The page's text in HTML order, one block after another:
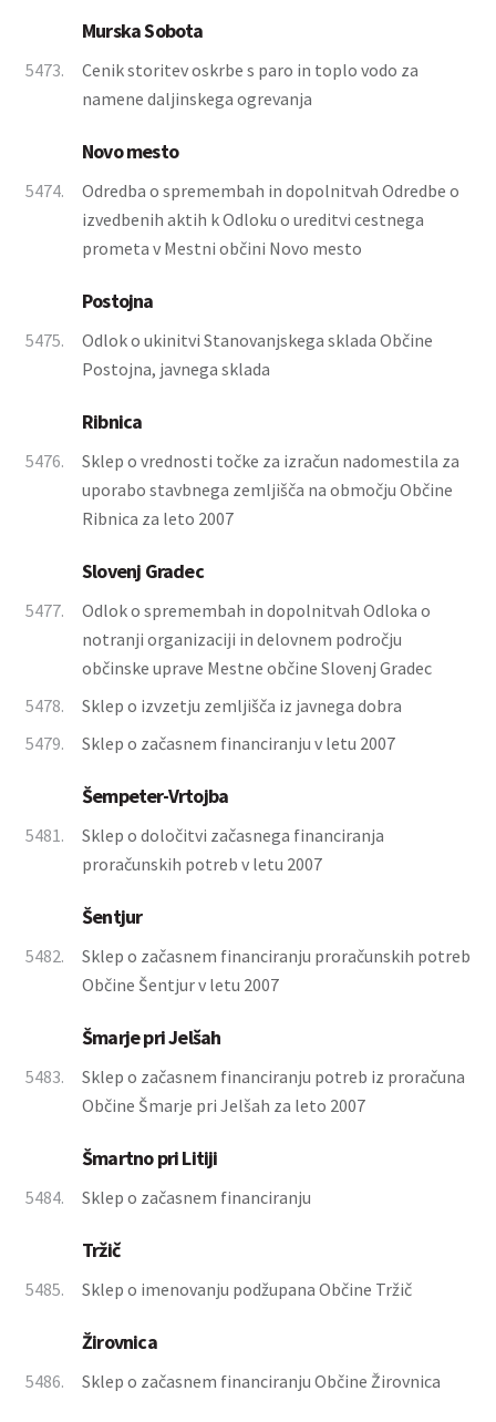
Murska Sobota
5473.
Cenik storitev oskrbe s paro in toplo vodo za
namene daljinskega ogrevanja
Novo mesto
5474.
Odredba o spremembah in dopolnitvah Odredbe o
izvedbenih aktih k Odloku o ureditvi cestnega
prometa v Mestni občini Novo mesto
Postojna
5475.
Odlok o ukinitvi Stanovanjskega sklada Občine
Postojna, javnega sklada
Ribnica
5476.
Sklep o vrednosti točke za izračun nadomestila za
uporabo stavbnega zemljišča na območju Občine
Ribnica za leto 2007
Slovenj Gradec
5477.
Odlok o spremembah in dopolnitvah Odloka o
notranji organizaciji in delovnem področju
občinske uprave Mestne občine Slovenj Gradec
5478.
Sklep o izvzetju zemljišča iz javnega dobra
5479.
Sklep o začasnem financiranju v letu 2007
Šempeter-Vrtojba
5481.
Sklep o določitvi začasnega financiranja
proračunskih potreb v letu 2007
Šentjur
5482.
Sklep o začasnem financiranju proračunskih potreb
Občine Šentjur v letu 2007
Šmarje pri Jelšah
5483.
Sklep o začasnem financiranju potreb iz proračuna
Občine Šmarje pri Jelšah za leto 2007
Šmartno pri Litiji
5484. Sklep o začasnem financiranju
Tržič
5485. Sklep o imenovanju podžupana Občine Tržič
Žirovnica
5486. Sklep o začasnem financiranju Občine Žirovnica